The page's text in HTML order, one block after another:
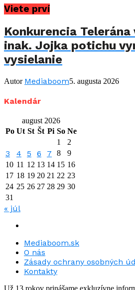
Viete prví
Konkurencia
inak. Jojka potichu
vysielanie
Autor Mediaboom5. augusta 2026
Kalendár
august 2026
Po Ut St Št Pi So Ne
1
2
3 4 5 6 7 8
9
10 11 12 13 14 15 16
17 18 19 20 21 22 23
24 25 26 27 28 29 30
31
« júl
Mediaboom.sk
O nás
Zásady ochrany osobných
Kontakty